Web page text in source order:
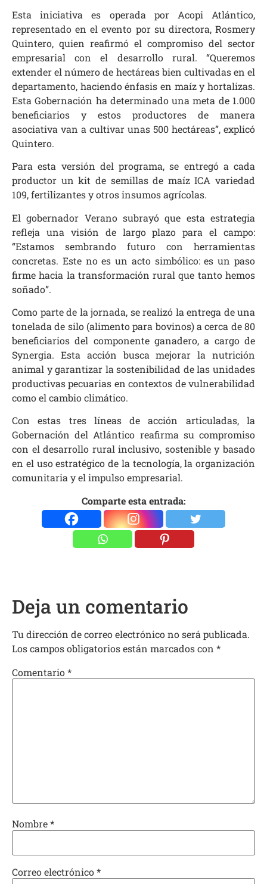
Esta iniciativa es operada por Acopi Atlántico,
representado en el evento por su directora, Rosmery
Quintero, quien reafirmó el compromiso del sector
empresarial con el desarrollo rural. “Queremos
extender el número de hectáreas bien cultivadas en el
departamento, haciendo énfasis en maíz y hortalizas.
Esta Gobernación ha determinado una meta de 1.000
beneficiarios y estos productores de manera
asociativa van a cultivar unas 500 hectáreas”, explicó
Quintero.
Para esta versión del programa, se entregó a cada
productor un kit de semillas de maíz ICA variedad
109, fertilizantes y otros insumos agrícolas.
El gobernador Verano subrayó que esta estrategia
refleja una visión de largo plazo para el campo:
“Estamos sembrando futuro con herramientas
concretas. Este no es un acto simbólico: es un paso
firme hacia la transformación rural que tanto hemos
soñado”.
Como parte de la jornada, se realizó la entrega de una
tonelada de silo (alimento para bovinos) a cerca de 80
beneficiarios del componente ganadero, a cargo de
Synergia. Esta acción busca mejorar la nutrición
animal y garantizar la sostenibilidad de las unidades
productivas pecuarias en contextos de vulnerabilidad
como el cambio climático.
Con estas tres líneas de acción articuladas, la
Gobernación del Atlántico reafirma su compromiso
con el desarrollo rural inclusivo, sostenible y basado
en el uso estratégico de la tecnología, la organización
comunitaria y el impulso empresarial.
Comparte esta entrada:
Deja un comentario
Tu dirección de correo electrónico no será publicada.
Los campos obligatorios están marcados con *
Comentario*
Nombre*
Correo electrónico*